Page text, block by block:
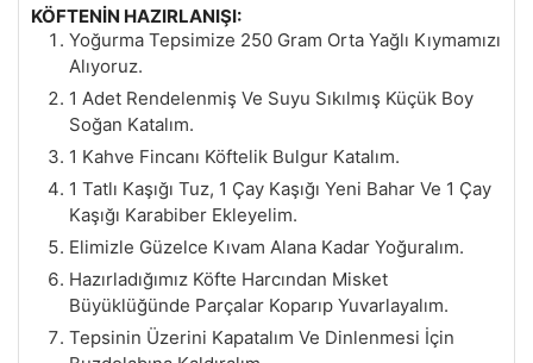
KÖFTENİN HAZIRLANIŞI:
Yoğurma Tepsimize 250 Gram Orta Yağlı Kıymamızı
Alıyoruz.
1 Adet Rendelenmiş Ve Suyu Sıkılmış Küçük Boy
Soğan Katalım.
1 Kahve Fincanı Köftelik Bulgur Katalım.
1 Tatlı Kaşığı Tuz, 1 Çay Kaşığı Yeni Bahar Ve 1 Çay
Kaşığı Karabiber Ekleyelim.
Elimizle Güzelce Kıvam Alana Kadar Yoğuralım.
Hazırladığımız Köfte Harcından Misket
Büyüklüğünde Parçalar Koparıp Yuvarlayalım.
Tepsinin Üzerini Kapatalım Ve Dinlenmesi İçin